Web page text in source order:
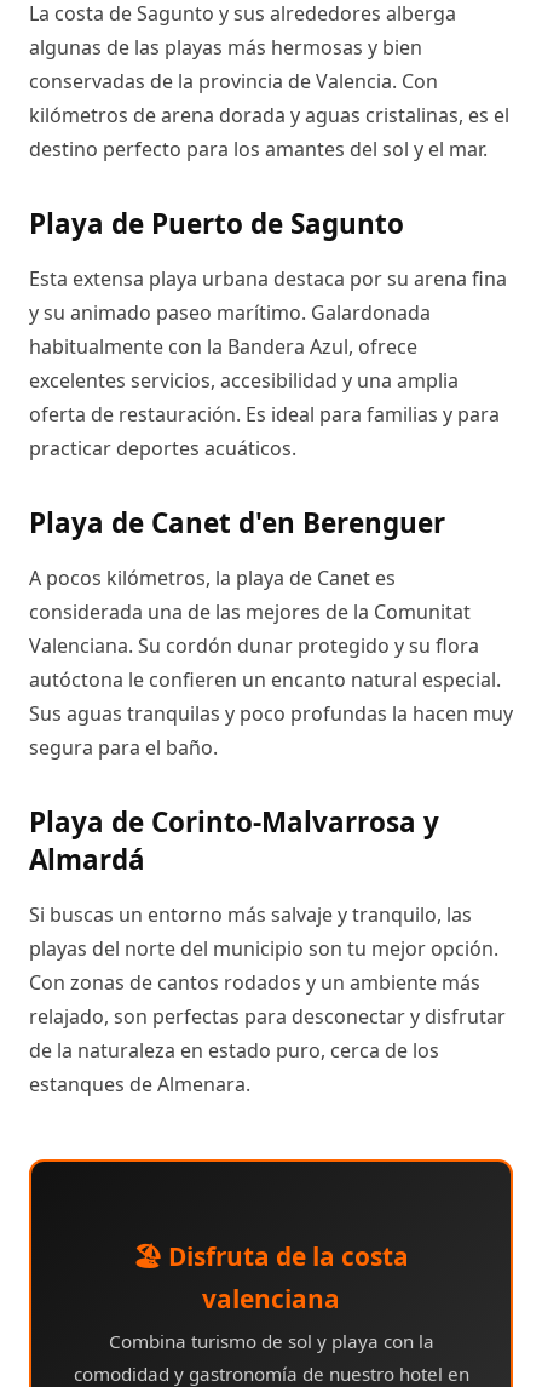
La costa de Sagunto y sus alrededores alberga
algunas de las playas más hermosas y bien
conservadas de la provincia de Valencia. Con
kilómetros de arena dorada y aguas cristalinas, es el
destino perfecto para los amantes del sol y el mar.
Playa de Puerto de Sagunto
Esta extensa playa urbana destaca por su arena fina
y su animado paseo marítimo. Galardonada
habitualmente con la Bandera Azul, ofrece
excelentes servicios, accesibilidad y una amplia
oferta de restauración. Es ideal para familias y para
practicar deportes acuáticos.
Playa de Canet d'en Berenguer
A pocos kilómetros, la playa de Canet es
considerada una de las mejores de la Comunitat
Valenciana. Su cordón dunar protegido y su flora
autóctona le confieren un encanto natural especial.
Sus aguas tranquilas y poco profundas la hacen muy
segura para el baño.
Playa de Corinto-Malvarrosa y
Almardá
Si buscas un entorno más salvaje y tranquilo, las
playas del norte del municipio son tu mejor opción.
Con zonas de cantos rodados y un ambiente más
relajado, son perfectas para desconectar y disfrutar
de la naturaleza en estado puro, cerca de los
estanques de Almenara.
🏖️ Disfruta de la costa
valenciana
Combina turismo de sol y playa con la
comodidad y gastronomía de nuestro hotel en